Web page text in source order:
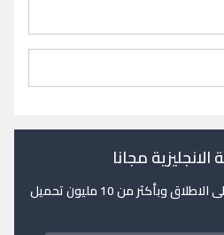
مجانا
وبأكثر من 10 مليون تحميل